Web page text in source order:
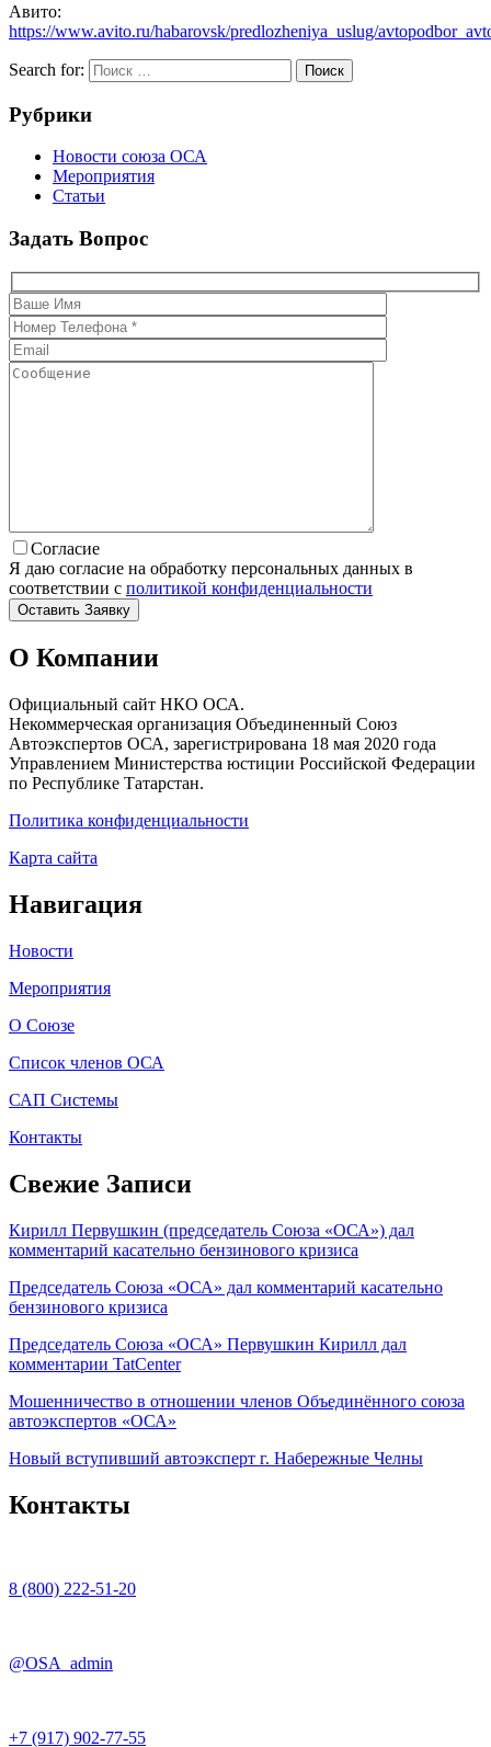
Авито:
https://www.avito.ru/habarovsk/predlozheniya_uslug/
Search for: Поиск
Рубрики
Новости союза ОСА
Мероприятия
Статьи
Задать Вопрос
Согласие
Я даю согласие на обработку персональных данных в
соответствии с политикой конфиденциальности
О Компании
Официальный сайт НКО ОСА.
Некоммерческая организация Объединенный Союз
Автоэкспертов ОСА, зарегистрирована 18 мая 2020 года
Управлением Министерства юстиции Российской Федерации
по Республике Татарстан.
Политика конфиденциальности
Карта сайта
Навигация
Новости
Мероприятия
О Союзе
Список членов ОСА
САП Системы
Контакты
Свежие Записи
Кирилл Первушкин (председатель Союза «ОСА») дал
комментарий касательно бензинового кризиса
Председатель Союза «ОСА» дал комментарий касательно
бензинового кризиса
Председатель Союза «ОСА» Первушкин Кирилл дал
комментарии TatCenter
Мошенничество в отношении членов Объединённого союза
автоэкспертов «ОСА»
Новый вступивший автоэксперт г. Набережные Челны
Контакты
8 (800) 222-51-20
@OSA_admin
+7 (917) 902-77-55